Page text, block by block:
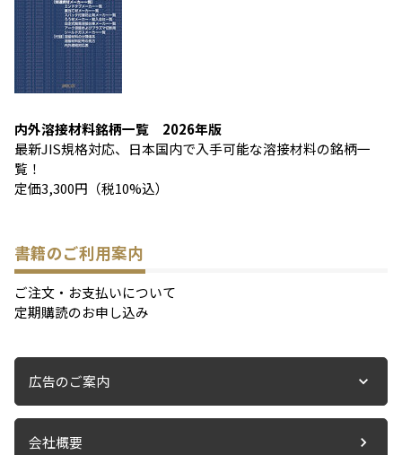
内外溶接材料銘柄一覧 2026年版
最新JIS規格対応、日本国内で入手可能な溶接材料の銘柄一
覧！
定価3,300円（税10%込）
書籍のご利用案内
ご注文・お支払いについて
定期購読のお申し込み
広告のご案内
会社概要